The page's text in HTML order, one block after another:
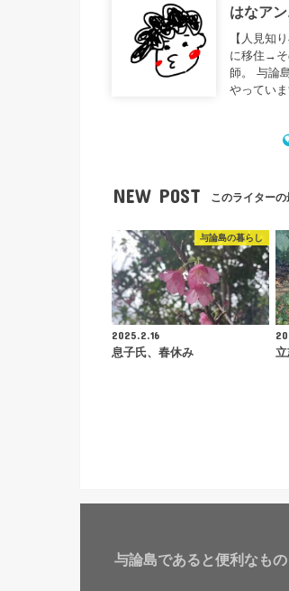
はなア
【人見知
に移住→そ
師。 与論
やっていま
NEW POST このライター
与論島の暮らし
2025.2.16
息子氏、春休み
与論島であると便利なもの